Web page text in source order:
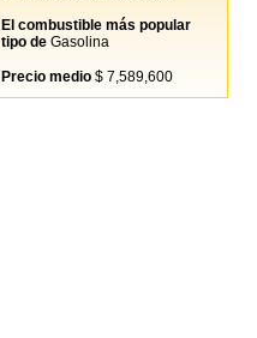
El combustible más popular
tipo deGasolina
Precio medio$ 7,589,600